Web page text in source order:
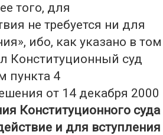
того, для
не требуется ни для
ибо, как указано в том
Конституционный суд
пункта 4
от 14 декабря 2000
Конституционного суда
и для вступления